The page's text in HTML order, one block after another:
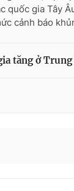
quốc gia Tây
cảnh báo
tăng ở